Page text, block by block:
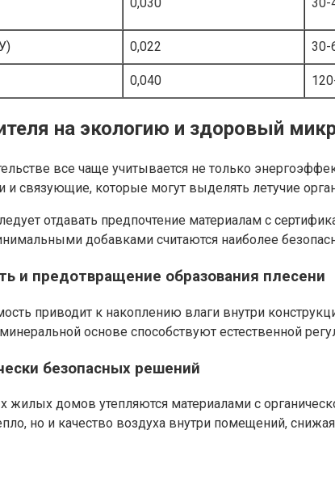
0,022 30-
0,040
на экологию и здоровый
все чаще учитывается не только
и связующие, которые могут выделять летучие
отдавать предпочтение материалам с
добавками считаются наиболее
и предотвращение образования плесени
приводит к накоплению влаги внутри
минеральной основе способствуют естественной
безопасных решений
жилых домов утепляются материалами с
но и качество воздуха внутри помещений,